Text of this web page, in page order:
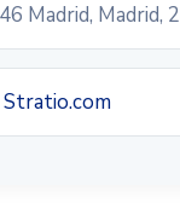
Madrid, Madrid,
Stratio.com